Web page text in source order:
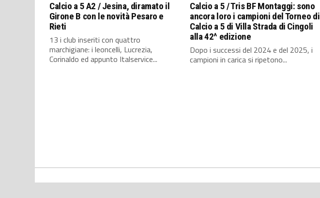
Calcio a 5 A2 / Jesina, diramato il
Girone B con le novità Pesaro e
Rieti
13 i club inseriti con quattro
marchigiane: i leoncelli, Lucrezia,
Corinaldo ed appunto Italservice...
Calcio a 5 / Tris BF Montaggi: sono
ancora loro i campioni del Torneo di
Calcio a 5 di Villa Strada di Cingoli
alla 42^ edizione
Dopo i successi del 2024 e del 2025, i
campioni in carica si ripetono...